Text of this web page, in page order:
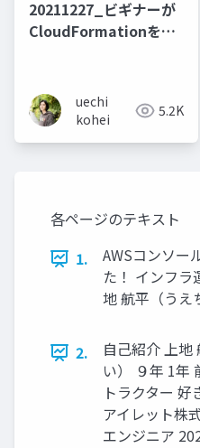
20211227_ビギナーが
CloudFormationを使
uechi
kohei
5.2K
各ページのテキスト
1.
AWSコンソー
た！ インフラ
地 航平（うえ
2.
自己紹介 上地
い） ９年 1年
トラクター 好
アイレット株
エンジニア